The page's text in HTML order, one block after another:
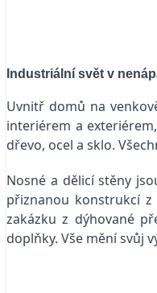
Industriální svět v
Uvnitř domů na
interiérem a
dřevo, ocel a sklo.
Nosné a dělicí stěny
přiznanou konstrukcí
zakázku z dýhované
doplňky. Vše mění svůj